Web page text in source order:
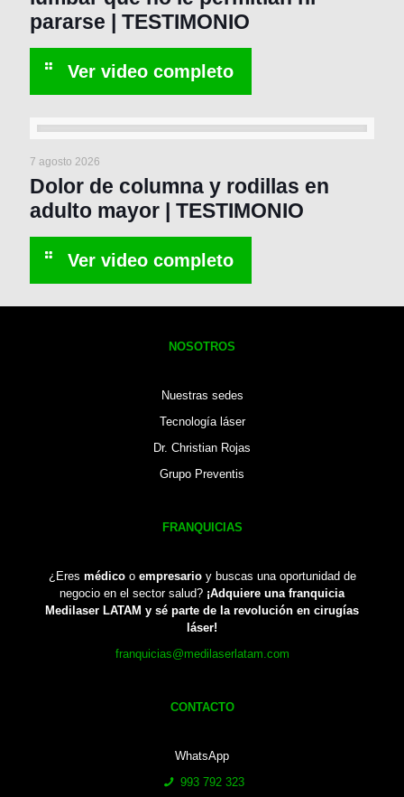
pararse | TESTIMONIO
7 agosto 2026
Dolor de columna y rodillas en
adulto mayor | TESTIMONIO
NOSOTROS
Nuestras sedes
Tecnología láser
Dr. Christian Rojas
Grupo Preventis
FRANQUICIAS
¿Eres médicoo empresarioy buscas una oportunidad de
negocio en el sector salud? ¡Adquiere una franquicia
Medilaser LATAM y sé parte de la revolución en cirugías
láser!
franquicias@medilaserlatam.com
CONTACTO
WhatsApp
993 792 323